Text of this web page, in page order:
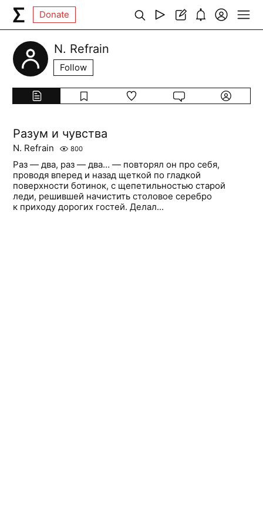
Donate
N. Refrain
Follow
Разум и чувства
N. Refrain 800
Раз — два, раз — два… — повторял он про себя,
проводя вперед и назад щеткой по гладкой
поверхности ботинок, с щепетильностью старой
леди, решившей начистить столовое серебро
к приходу дорогих гостей. Делал...